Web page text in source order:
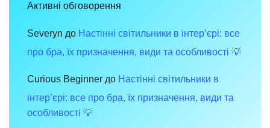
і
вашого
інтер’єру
Активні обговорення
Severyn до Настінні світильники в інтер’єрі: все
про бра, їх призначення, види та особливості 💡
Curious Beginner до Настінні світильники в
інтер’єрі: все про бра, їх призначення, види та
особливості 💡